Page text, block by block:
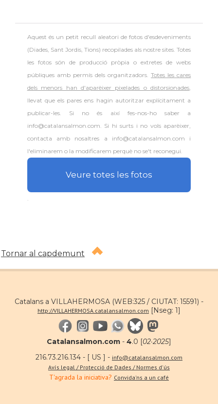
Aquest és un petit recull aleatori defotos d'esdeveniments
(Diades, Sant Jordis, Tions) recopilades als nostre sites. Totes
les fotos són de producció pròpia o extretes de webs
públiques amb permís dels organitzadors.Totes les cares
dels menors han d'aparèixer pixelades o distorsionades,
llevat que els pares ens hagin autoritzar explícitament a
publicar-les. Si no és així fes-nos-ho saber a
info@catalansalmon.com. Si hi surts i no vols aparèixer,
contacta amb nosaltres a info@catalansalmon.com i
l'eliminarem o la modificarem perquè no se't reconegui.
Veure totes les fotos
Tornar al capdemunt
Catalans a VILLAHERMOSA (WEB:325 / CIUTAT: 15591) -
http://VILLAHERMOSA.catalansalmon.com [Nseg: 1]
Catalansalmon.com - 4.0 [02·2025]
216.73.216.134 - [ US ] - info@catalansalmon.com
Avís legal / Protecció de Dades / Normes d'ús
T'agrada la iniciativa? Convida'ns a un café